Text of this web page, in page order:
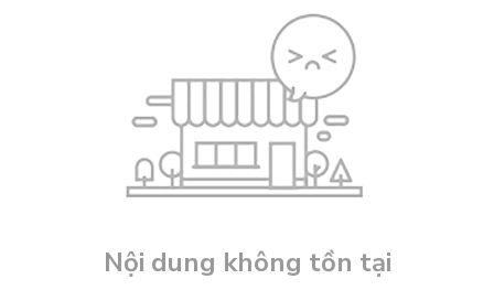
Nội dung không tồn tại